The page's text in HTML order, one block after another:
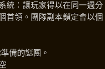
統：讓玩家得以在同一週分
首領。團隊副本鎖定會以個
備的謎團。